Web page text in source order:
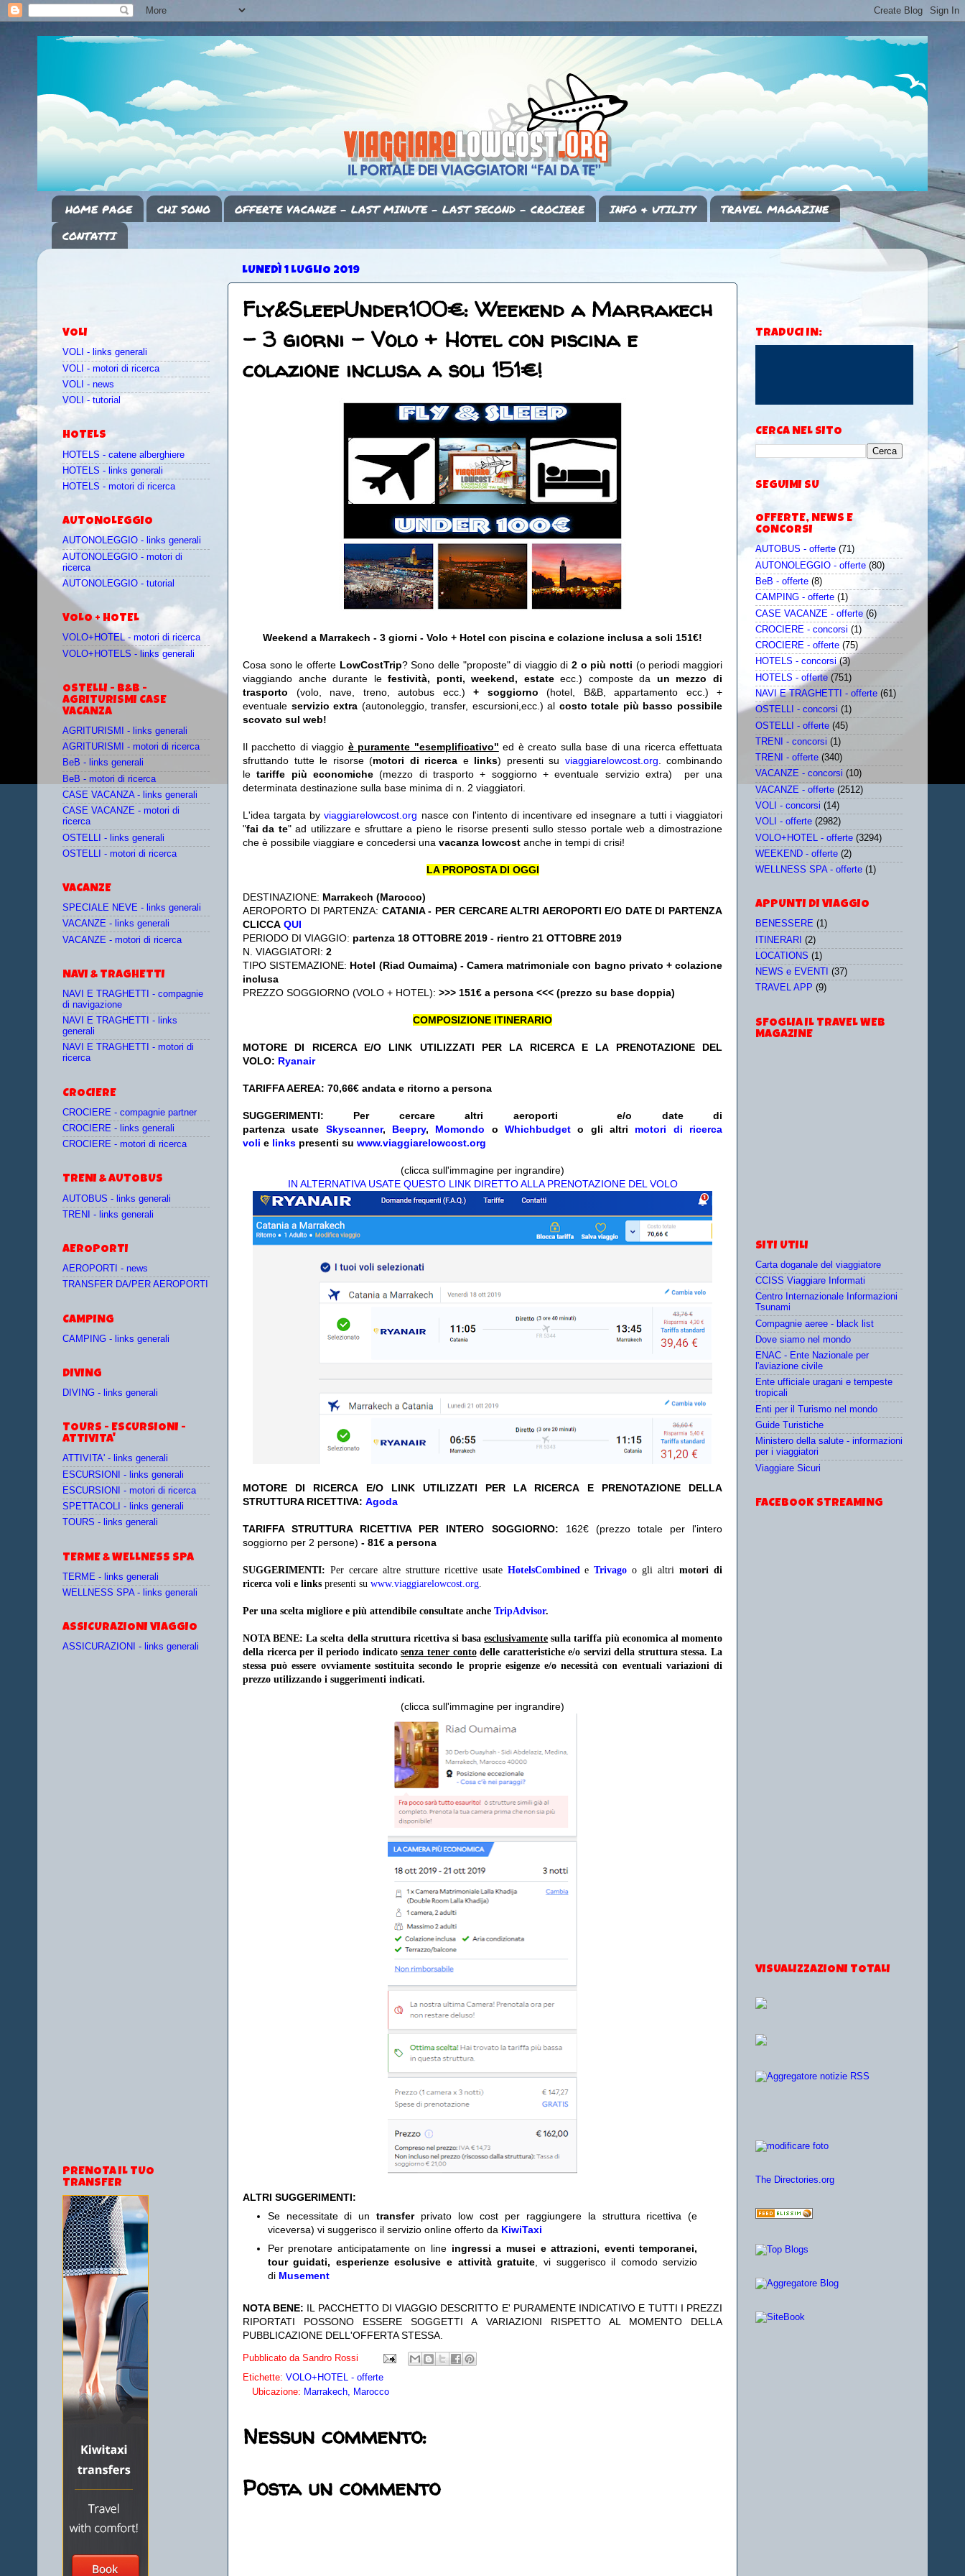
HOME PAGE CHI SONO OFFERTE VACANZE - LAST MINUTE - LAST SECOND - CROCIERE INFO & UTILITY
TRAVEL MAGAZINE
CONTATTI
LUNEDÌ 1 LUGLIO 2019
Fly&SleepUnder100€: Weekend a Marrakech
- 3 giorni - Volo + Hotel con piscina e
colazione inclusa a soli 151€!
Weekend a Marrakech - 3 giorni - Volo + Hotel con piscina e colazione inclusa a soli 151€!
Cosa sono le offerte LowCostTrip? Sono delle "proposte" di viaggio di2 o più notti (o periodi maggiori
viaggiando anche durante lefestività, ponti, weekend, estateecc.) composte da un mezzo di
trasporto (volo, nave, treno, autobus ecc.) + soggiorno (hotel, B&B, appartamento ecc.) +
eventuale servizio extra (autonoleggio, transfer, escursioni,ecc.) al costo totale più basso possibile
scovato sul web!
Il pacchetto di viaggio è puramente "esemplificativo" ed è creato sulla base di una ricerca effettuata
sfruttando tutte le risorse (motori di ricerca e links) presenti su viaggiarelowcost.org . combinando
le tariffe più economiche(mezzo di trasporto + soggiorno + eventuale servizio extra)
per una
determinata destinazione sulla base minima di n. 2 viaggiatori.
L'idea targata byviaggiarelowcost.org nasce con l'intento di incentivare ed insegnare a tutti i viaggiatori
"fai da te" ad utilizzare e sfruttare a pieno le risorse presenti sullo stesso portale web a dimostrazione
che è possibile viaggiare e concedersi una vacanza lowcost anche in tempi di crisi!
LA PROPOSTA DI OGGI
DESTINAZIONE: Marrakech (Marocco)
AEROPORTO DI PARTENZA: CATANIA - PER CERCARE ALTRI AEROPORTI E/O DATE DI PARTENZA
CLICCA QUI
PERIODO DI VIAGGIO: partenza 18 OTTOBRE 2019 - rientro 21 OTTOBRE 2019
N. VIAGGIATORI: 2
TIPO SISTEMAZIONE: Hotel (Riad Oumaima) - Camera matrimoniale con bagno privato + colazione
inclusa
PREZZO SOGGIORNO (VOLO + HOTEL): >>> 151€ a persona <<< (prezzo su base doppia)
COMPOSIZIONE ITINERARIO
MOTORE DI RICERCA E/O LINK UTILIZZATI PER LA RICERCA E LA PRENOTAZIONE DEL
VOLO: Ryanair
TARIFFA AEREA: 70,66€ andata e ritorno a persona
SUGGERIMENTI: Per cercare altri aeroporti e/o date di
partenza usate Skyscanner, Beepry, Momondo oWhichbudget o gli altri motori di ricerca
voli e links presenti su www.viaggiarelowcost.org
(clicca sull'immagine per ingrandire)
IN ALTERNATIVA USATE QUESTO LINK DIRETTO ALLA PRENOTAZIONE DEL VOLO
MOTORE DI RICERCA E/O LINK UTILIZZATI PER LA RICERCA E PRENOTAZIONE DELLA
STRUTTURA RICETTIVA: Agoda
TARIFFA STRUTTURA RICETTIVA PER INTERO SOGGIORNO: 162€ (prezzo totale per l'intero
soggiorno per 2 persone) - 81€ a persona
SUGGERIMENTI: Per cercare altre strutture ricettive usate HotelsCombinedeTrivago o gli altrimotori di
ricerca voli e links presenti su www.viaggiarelowcost.org.
Per una scelta migliore e più attendibile consultate anche TripAdvisor.
NOTA BENE: La scelta della struttura ricettiva si basaesclusivamente sulla tariffa più economica al momento
della ricerca per il periodo indicatosenza tener contodelle caratteristiche e/o servizi della struttura stessa. La
stessa può essere ovviamente sostituita secondo le proprie esigenze e/o necessità con eventuali variazioni di
prezzo utilizzando i suggerimenti indicati.
(clicca sull'immagine per ingrandire)
ALTRI SUGGERIMENTI:
Se necessitate di untransfer privato low cost per raggiungere la struttura ricettiva (e
viceversa) vi suggerisco il servizio online offerto da KiwiTaxi
Per prenotare anticipatamente on line ingressi a musei e attrazioni, eventi temporanei,
tour guidati, esperienze esclusive e attività gratuite , vi suggerisco il comodo servizio
di Musement
NOTA BENE: IL PACCHETTO DI VIAGGIO DESCRITTO E' PURAMENTE INDICATIVO E TUTTI I PREZZI
RIPORTATI POSSONO ESSERE SOGGETTI A VARIAZIONI RISPETTO AL MOMENTO DELLA
PUBBLICAZIONE DELL'OFFERTA STESSA.
Pubblicato da Sandro Rossi
Etichette: VOLO+HOTEL - offerte
Ubicazione: Marrakech, Marocco
Nessun commento:
Posta un commento
VOLI
VOLI - links generali
VOLI - motori di ricerca
VOLI - news
VOLI - tutorial
HOTELS
HOTELS - catene alberghiere
HOTELS - links generali
HOTELS - motori di ricerca
AUTONOLEGGIO
AUTONOLEGGIO - links generali
AUTONOLEGGIO - motori di
ricerca
AUTONOLEGGIO - tutorial
VOLO + HOTEL
VOLO+HOTEL - motori di ricerca
VOLO+HOTELS - links generali
OSTELLI - B&B -
AGRITURISMI CASE
VACANZA
AGRITURISMI - links generali
AGRITURISMI - motori di ricerca
BeB - links generali
BeB - motori di ricerca
CASE VACANZA - links generali
CASE VACANZE - motori di
ricerca
OSTELLI - links generali
OSTELLI - motori di ricerca
VACANZE
SPECIALE NEVE - links generali
VACANZE - links generali
VACANZE - motori di ricerca
NAVI & TRAGHETTI
NAVI E TRAGHETTI - compagnie
di navigazione
NAVI E TRAGHETTI - links
generali
NAVI E TRAGHETTI - motori di
ricerca
CROCIERE
CROCIERE - compagnie partner
CROCIERE - links generali
CROCIERE - motori di ricerca
TRENI & AUTOBUS
AUTOBUS - links generali
TRENI - links generali
AEROPORTI
AEROPORTI - news
TRANSFER DA/PER AEROPORTI
CAMPING
CAMPING - links generali
DIVING
DIVING - links generali
TOURS - ESCURSIONI -
ATTIVITA'
ATTIVITA' - links generali
ESCURSIONI - links generali
ESCURSIONI - motori di ricerca
SPETTACOLI - links generali
TOURS - links generali
TERME & WELLNESS SPA
TERME - links generali
WELLNESS SPA - links generali
ASSICURAZIONI VIAGGIO
ASSICURAZIONI - links generali
PRENOTA IL TUO
TRANSFER
TRADUCI IN:
CERCA NEL SITO
SEGUIMI SU
OFFERTE, NEWS E
CONCORSI
AUTOBUS - offerte (71)
AUTONOLEGGIO - offerte (80)
BeB - offerte (8)
CAMPING - offerte (1)
CASE VACANZE - offerte (6)
CROCIERE - concorsi (1)
CROCIERE - offerte (75)
HOTELS - concorsi (3)
HOTELS - offerte (751)
NAVI E TRAGHETTI - offerte (61)
OSTELLI - concorsi (1)
OSTELLI - offerte (45)
TRENI - concorsi (1)
TRENI - offerte (340)
VACANZE - concorsi (10)
VACANZE - offerte (2512)
VOLI - concorsi (14)
VOLI - offerte (2982)
VOLO+HOTEL - offerte (3294)
WEEKEND - offerte (2)
WELLNESS SPA - offerte (1)
APPUNTI DI VIAGGIO
BENESSERE (1)
ITINERARI (2)
LOCATIONS (1)
NEWS e EVENTI
(37)
TRAVEL APP (9)
SFOGLIA IL TRAVEL WEB
MAGAZINE
SITI UTILI
Carta doganale del viaggiatore
CCISS Viaggiare Informati
Centro Internazionale Informazioni
Tsunami
Compagnie aeree - black list
Dove siamo nel mondo
ENAC - Ente Nazionale per
l'aviazione civile
Ente ufficiale uragani e tempeste
tropicali
Enti per il Turismo nel mondo
Guide Turistiche
Ministero della salute - informazioni
per i viaggiatori
Viaggiare Sicuri
FACEBOOK STREAMING
VISUALIZZAZIONI TOTALI
The Directories.org